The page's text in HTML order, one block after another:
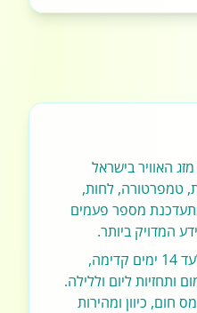
האוויר בישראל
טמפרטורה, לחות,
מספר פעמים
המדויק ביותר.
באתר תוכלו למצוא תחזית לעד 14 ימים קדימה,
ותחזיות ליום וללילה.
חום, כיוון ומהירות